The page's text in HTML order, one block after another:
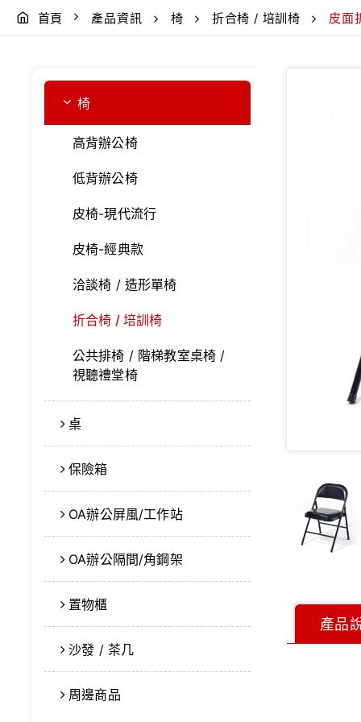
首頁 產品資訊 椅 折合椅 / 培訓椅 皮面
椅
高背辦公椅
低背辦公椅
皮椅-現代流行
皮椅-經典款
洽談椅 / 造形單椅
折合椅 / 培訓椅
公共排椅 / 階梯教室桌椅 /
視聽禮堂椅
桌
保險箱
OA辦公屏風/工作站
OA辦公隔間/角鋼架
置物櫃
沙發 / 茶几
周邊商品
產品